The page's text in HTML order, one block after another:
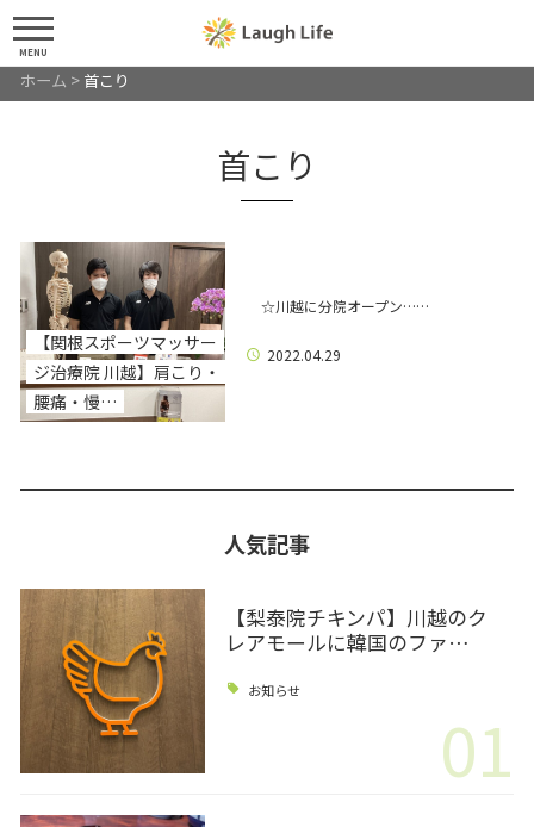
MENU
ホーム > 首こり
首こり
【関根スポーツマッサー
ジ治療院 川越】肩こり・
腰痛・慢…
☆川越に分院オープン……
2022.04.29
人気記事
【梨泰院チキンパ】川越のク
レアモールに韓国のファ…
お知らせ
01